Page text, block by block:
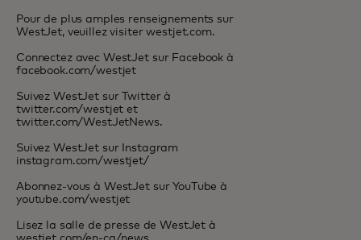
Pour de plus amples renseignements sur
WestJet, veuillez visiter westjet.com.
Connectez avec WestJet sur Facebook à
facebook.com/westjet
Suivez WestJet sur Twitter à
twitter.com/westjet et
twitter.com/WestJetNews.
Suivez WestJet sur Instagram
instagram.com/westjet/
Abonnez-vous à WestJet sur YouTube à
youtube.com/westjet
Lisez la salle de presse de WestJet à